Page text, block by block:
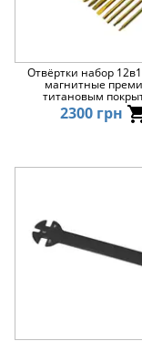
Отвёртки набор
магнитные
титановым
2300 грн